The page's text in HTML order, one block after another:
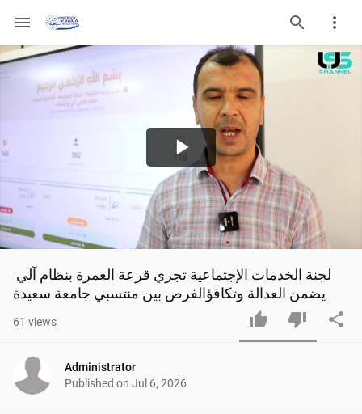
menu
Play
Video
يضمن العدالة وتكافؤالفرص بين منتسبي جامعة سعيدة
61 views
Administrator
Published on Jul 6, 2026